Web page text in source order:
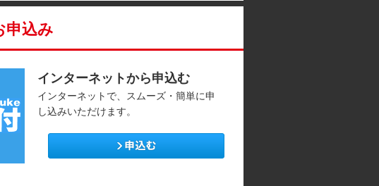
申込み
インターネットから申込む
インターネットで、スムーズ・簡単に申
し込みいただけます。